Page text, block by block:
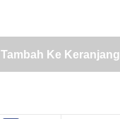
Tambah Ke Keranjang